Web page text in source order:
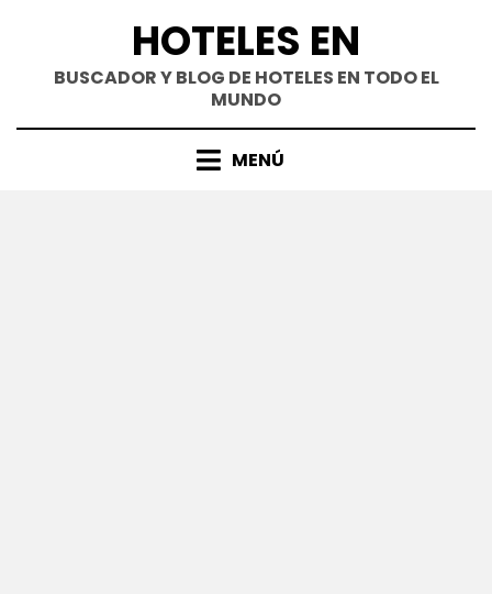
contenido
HOTELES EN
BUSCADOR Y BLOG DE HOTELES EN TODO EL
MUNDO
MENÚ